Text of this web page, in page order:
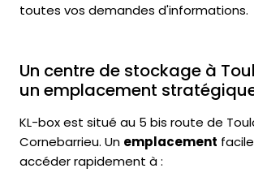
toutes vos demandes d'informations.
Un centre de stockage à
un emplacement
KL-box est situé au 5 bis route de
Cornebarrieu. Un emplacement
accéder rapidement à :